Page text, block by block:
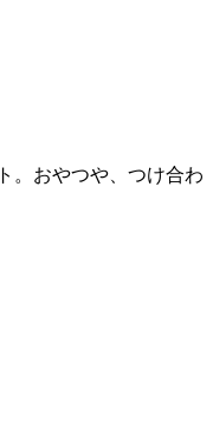
。おやつや、つけ合わ